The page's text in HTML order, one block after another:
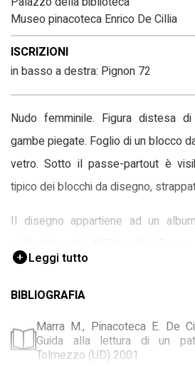
Museo pinacoteca Enrico De Cillia
ISCRIZIONI
in basso a destra: Pignon 72
Nudo femminile. Figura distesa
gambe piegate. Foglio di un blocco
vetro. Sotto il passe-partout è
tipico dei blocchi da disegno,
Il disegno appartiene ad un
Mediterraneo. Scorporato l'album,
numerati, che ritraevano il corpo
nel novembre 1974 assieme ad
contemporanea fu pubblicato un
Leggi tutto
BIBLIOGRAFIA
Marra M., Pinacoteca E. De
Guida alla lettura di un
Tolmezzo (UD) 2001